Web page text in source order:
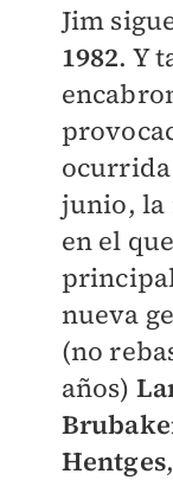
Jim
1982. Y
ocurrida
junio, la
en el
nueva
(no
años)
Hentges